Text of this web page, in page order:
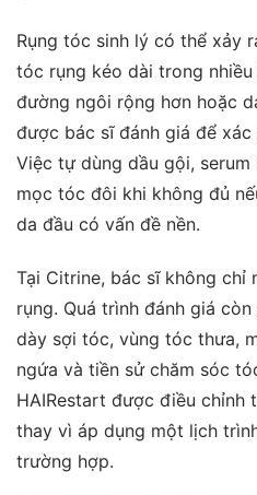
Rụng tóc sinh lý có thể xảy
tóc rụng kéo dài trong
đường ngôi rộng hơn hoặc
được bác sĩ đánh giá để
Việc tự dùng dầu gội,
mọc tóc đôi khi không đủ
da đầu có vấn đề nền.
Tại Citrine, bác sĩ không chỉ
rụng. Quá trình đánh giá
dày sợi tóc, vùng tóc thưa,
ngứa và tiền sử chăm sóc
HAIRestart được điều chỉnh
thay vì áp dụng một lịch
trường hợp.